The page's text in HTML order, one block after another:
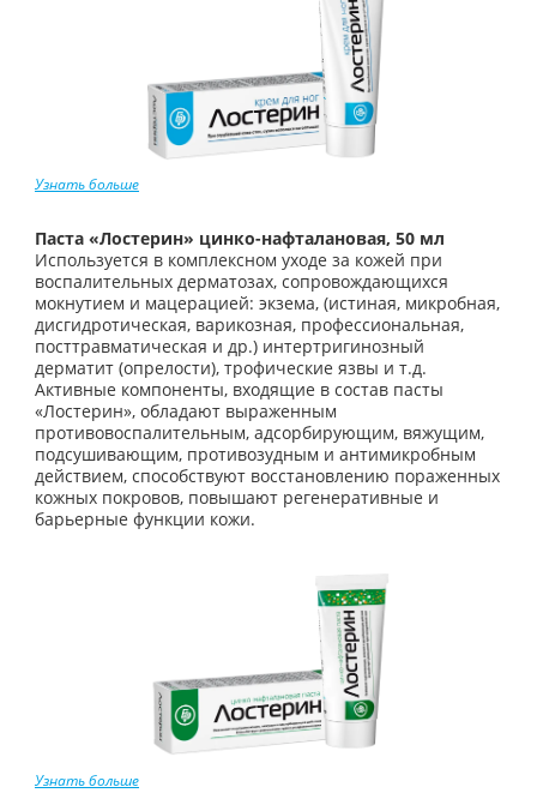
Узнать больше
Паста «Лостерин» цинко-­нафталановая, 50 мл
Используется в комплексном уходе за кожей при
воспалительных дерматозах, сопровождающихся
мокнутием и мацерацией: экзема, (истиная, микробная,
дисгидротическая, варикозная, профессиональная,
посттравматическая и др.) интертригинозный
дерматит (опрелости), трофические язвы и т.д.
Активные компоненты, входящие в состав пасты
«Лостерин», обладают выраженным
противовоспалительным, адсорбирующим, вяжущим,
подсушивающим, противозудным и антимикробным
действием, способствуют восстановлению пораженных
кожных покровов, повышают регенеративные и
барьерные функции кожи.
Узнать больше